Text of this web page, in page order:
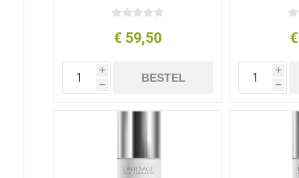
€ 59,50
i
h
BESTEL
i
h